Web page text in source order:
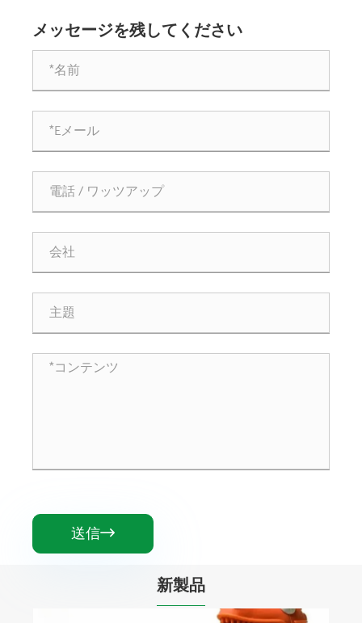
メッセージを残してください
送信
新製品